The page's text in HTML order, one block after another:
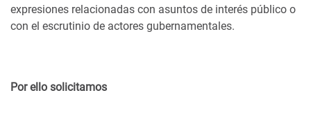
expresiones relacionadas con asuntos de interés público o
con el escrutinio de actores gubernamentales.
Por ello solicitamos